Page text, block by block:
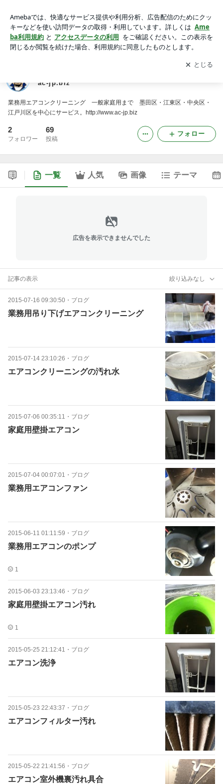
アプリをダウンロードして ブログの更新通知
を受け取りまし
ょう。
開く
ac-jp.biz
業務用エアコンクリーニング 一般家庭用まで 墨田区・江東区・中央区・
江戸川区を中心にサービス。http://www.ac-jp.biz
2
フォロワー
69
投稿
フォロー
一覧 人気 画像 テーマ
広告を表示できませんでした
記事の表示 絞り込みなし
2015-07-16 09:30:50 ・ ブログ
業務用吊り下げエアコンクリーニング
2015-07-14 23:10:26 ・ ブログ
エアコンクリーニングの汚れ水
2015-07-06 00:35:11 ・ ブログ
家庭用壁掛エアコン
2015-07-04 00:07:01 ・ ブログ
業務用エアコンファン
2015-06-11 01:11:59 ・ ブログ
業務用エアコンのポンプ
1
2015-06-03 23:13:46 ・ ブログ
家庭用壁掛エアコン汚れ
1
2015-05-25 21:12:41 ・ ブログ
エアコン洗浄
2015-05-23 22:43:37 ・ ブログ
エアコンフィルター汚れ
2015-05-22 21:41:56 ・ ブログ
エアコン室外機裏汚れ具合